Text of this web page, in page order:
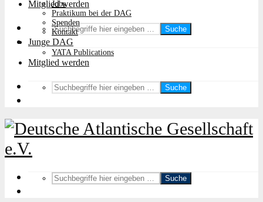
Mitglied werden
Suche
Jobs
Praktikum bei der DAG
Spenden
Kontakt
Junge DAG
YATA Publications
Mitglied werden
Suche
Suche